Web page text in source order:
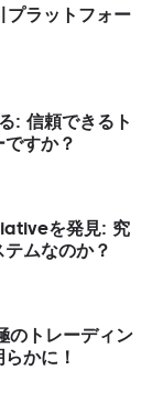
ラットフォー
: 信頼できるト
すか？
を発見: 究
ムなのか？
トレーディン
かに！